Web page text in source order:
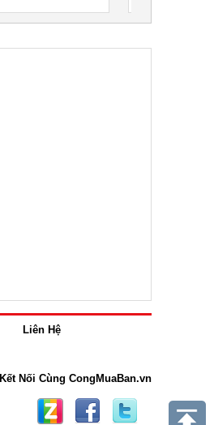
Liên Hệ
Kết Nối Cùng CongMuaBan.vn